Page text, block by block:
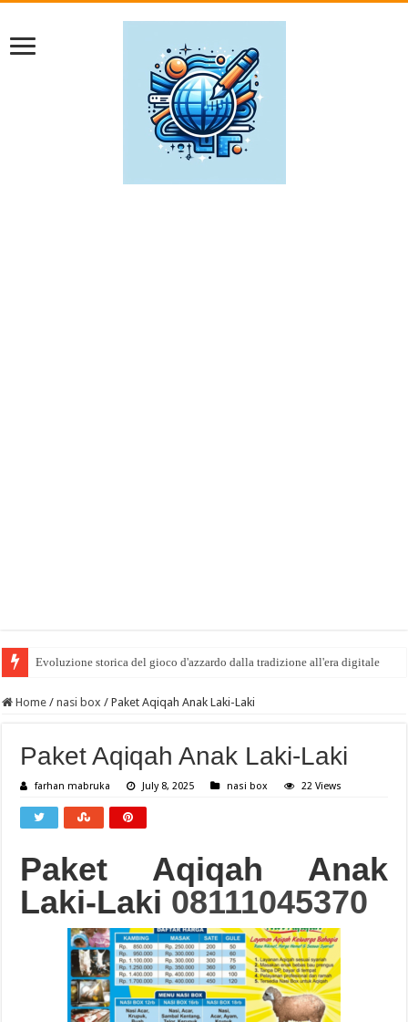
Evoluzione storica del gioco d'azzardo dalla tradizione all'era digitale
Home / nasi box / Paket Aqiqah Anak Laki-Laki
Paket Aqiqah Anak Laki-Laki
farhan mabruka July 8, 2025 nasi box 22 Views
Paket Aqiqah Anak
Laki-Laki 08111045370